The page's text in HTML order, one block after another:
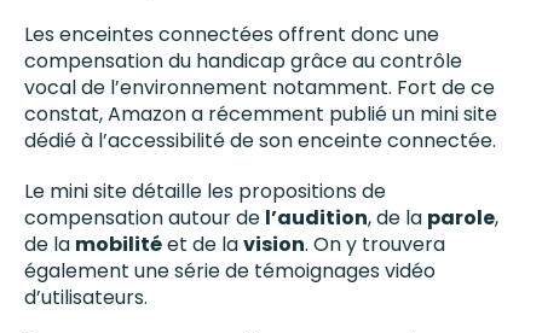
Les enceintes connectées offrent donc une
compensation du handicap grâce au contrôle
vocal de l’environnement notamment. Fort de ce
constat, Amazon a récemment publié un mini site
dédié à l’accessibilité de son enceinte connectée.
Le mini site détaille les propositions de
compensation autour de l’audition, de la parole,
de la mobilitéet de lavision. On y trouvera
également une série de témoignages vidéo
d’utilisateurs.